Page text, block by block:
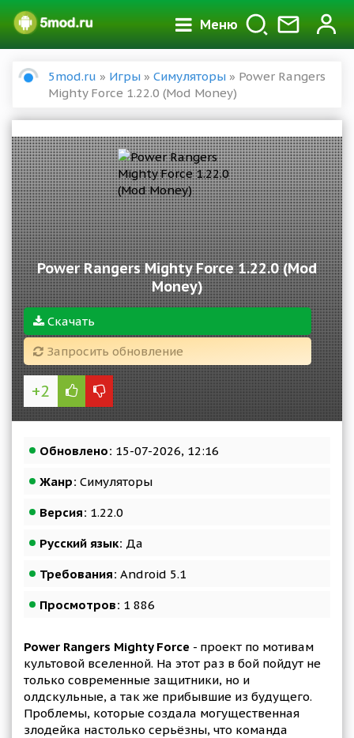
Меню
5mod.ru » Игры » Симуляторы » Power Rangers
Mighty Force 1.22.0 (Mod Money)
Power Rangers Mighty Force 1.22.0 (Mod
Money)
Скачать
Запросить обновление
+2
Обновлено: 15-07-2026, 12:16
Жанр: Симуляторы
Версия: 1.22.0
Русский язык: Да
Требования: Android 5.1
Просмотров: 1 886
Power Rangers Mighty Force - проект по мотивам
культовой вселенной. На этот раз в бой пойдут не
только современные защитники, но и
олдскульные, а так же прибывшие из будущего.
Проблемы, которые создала могущественная
злодейка настолько серьёзны, что команда